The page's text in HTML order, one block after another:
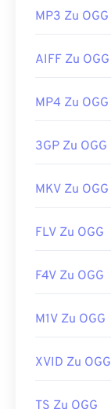
MP3 Zu OGG
AIFF Zu OGG
MP4 Zu OGG
3GP Zu OGG
MKV Zu OGG
FLV Zu OGG
F4V Zu OGG
M1V Zu OGG
XVID Zu OGG